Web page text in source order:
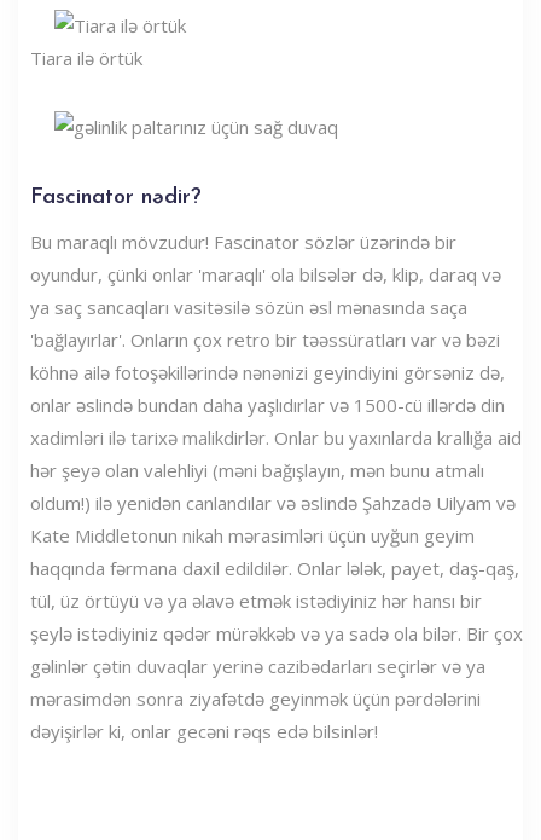
Tiara ilə örtük
Fascinator nədir?
Bu maraqlı mövzudur! Fascinator sözlər üzərində bir
oyundur, çünki onlar 'maraqlı' ola bilsələr də, klip, daraq və
ya saç sancaqları vasitəsilə sözün əsl mənasında saça
'bağlayırlar'. Onların çox retro bir təəssüratları var və bəzi
köhnə ailə fotoşəkillərində nənənizi geyindiyini görsəniz də,
onlar əslində bundan daha yaşlıdırlar və 1500-cü illərdə din
xadimləri ilə tarixə malikdirlər. Onlar bu yaxınlarda krallığa aid
hər şeyə olan valehliyi (məni bağışlayın, mən bunu atmalı
oldum!) ilə yenidən canlandılar və əslində Şahzadə Uilyam və
Kate Middletonun nikah mərasimləri üçün uyğun geyim
haqqında fərmana daxil edildilər. Onlar lələk, payet, daş-qaş,
tül, üz örtüyü və ya əlavə etmək istədiyiniz hər hansı bir
şeylə istədiyiniz qədər mürəkkəb və ya sadə ola bilər. Bir çox
gəlinlər çətin duvaqlar yerinə cazibədarları seçirlər və ya
mərasimdən sonra ziyafətdə geyinmək üçün pərdələrini
dəyişirlər ki, onlar gecəni rəqs edə bilsinlər!